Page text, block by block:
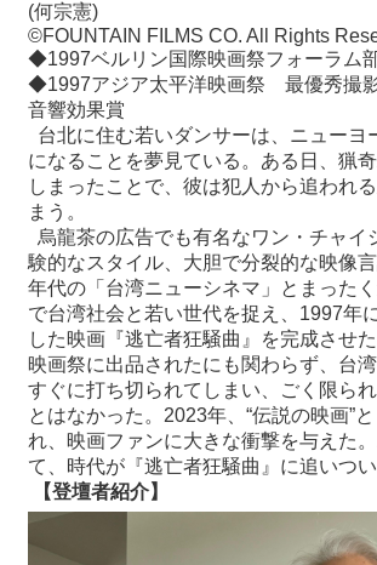
(何宗憲)
©️FOUNTAIN FILMS CO. All Rights
◆1997ベルリン国際映画祭フォーラム
◆1997アジア太平洋映画祭 最優秀撮影
音響効果賞
台北に住む若いダンサーは、ニューヨ
になることを夢見ている。ある日、猟
しまったことで、彼は犯人から追われ
まう。
烏龍茶の広告でも有名なワン・チャイ
験的なスタイル、大胆で分裂的な映像
年代の「台湾ニューシネマ」とまった
で台湾社会と若い世代を捉え、1997年
した映画『逃亡者狂騒曲』を完成させ
映画祭に出品されたにも関わらず、台
すぐに打ち切られてしまい、ごく限ら
とはなかった。2023年、“伝説の映画”
れ、映画ファンに大きな衝撃を与えた
て、時代が『逃亡者狂騒曲』に追いつい
【登壇者紹介】